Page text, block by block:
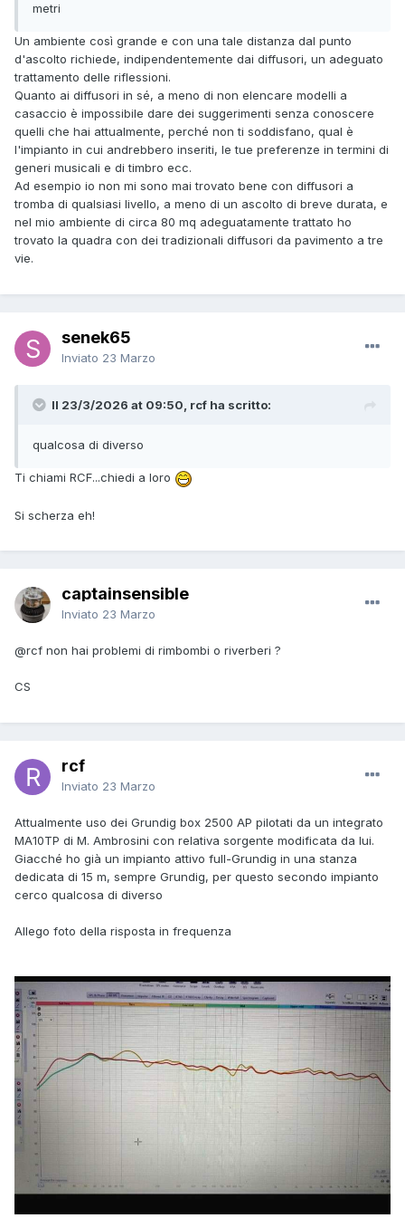
metri
Un ambiente così grande e con una tale distanza dal punto
d'ascolto richiede, indipendentemente dai diffusori, un adeguato
trattamento delle riflessioni.
Quanto ai diffusori in sé, a meno di non elencare modelli a
casaccio è impossibile dare dei suggerimenti senza conoscere
quelli che hai attualmente, perché non ti soddisfano, qual è
l'impianto in cui andrebbero inseriti, le tue preferenze in termini di
generi musicali e di timbro ecc.
Ad esempio io non mi sono mai trovato bene con diffusori a
tromba di qualsiasi livello, a meno di un ascolto di breve durata, e
nel mio ambiente di circa 80 mq adeguatamente trattato ho
trovato la quadra con dei tradizionali diffusori da pavimento a tre
vie.
senek65
Inviato 23 Marzo
Il 23/3/2026 at 09:50, rcf ha scritto:
qualcosa di diverso
Ti chiami RCF...chiedi a loro
Si scherza eh!
captainsensible
Inviato 23 Marzo
@rcf non hai problemi di rimbombi o riverberi ?
CS
rcf
Inviato 23 Marzo
Attualmente uso dei Grundig box 2500 AP pilotati da un integrato
MA10TP di M. Ambrosini con relativa sorgente modificata da lui.
Giacché ho già un impianto attivo full-Grundig in una stanza
dedicata di 15 m, sempre Grundig, per questo secondo impianto
cerco qualcosa di diverso
Allego foto della risposta in frequenza